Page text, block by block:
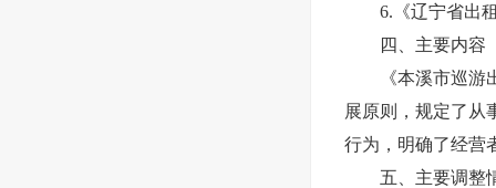
6.《辽宁省出租
四、主要内容
《本溪市巡游出
展原则，规定了从
行为，明确了经营
五、主要调整